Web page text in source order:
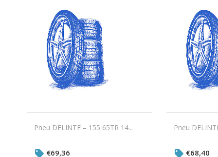
Pneu DELINTE – 155 65TR 14...
€69,36
Pneu
€68,40